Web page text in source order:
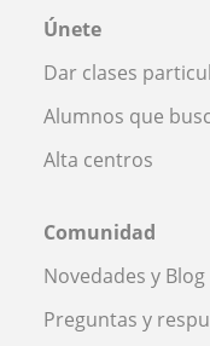
Únete
Dar clases
Alumnos que
Alta centros
Comunidad
Novedades y Blog
Preguntas y